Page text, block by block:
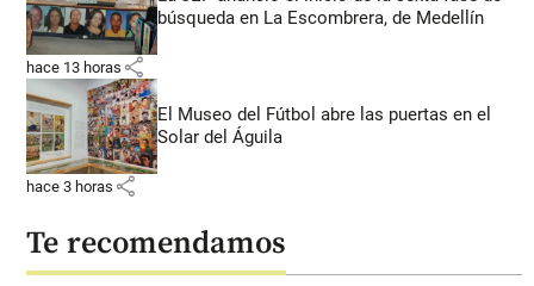
búsqueda en La Escombrera, de Medellín
hace 13 horas share
El Museo del Fútbol abre las puertas en el
Solar del Águila
hace 3 horas share
Te recomendamos